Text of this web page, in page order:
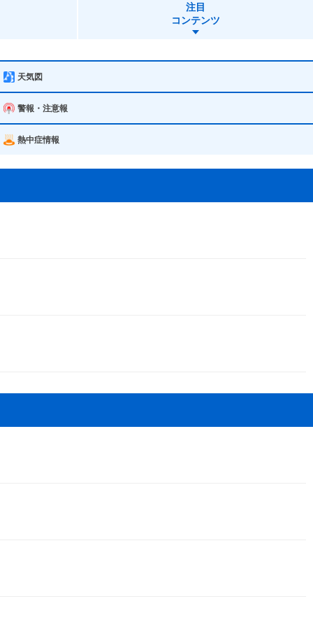
注目
コンテンツ
天気図
警報・注意報
熱中症情報